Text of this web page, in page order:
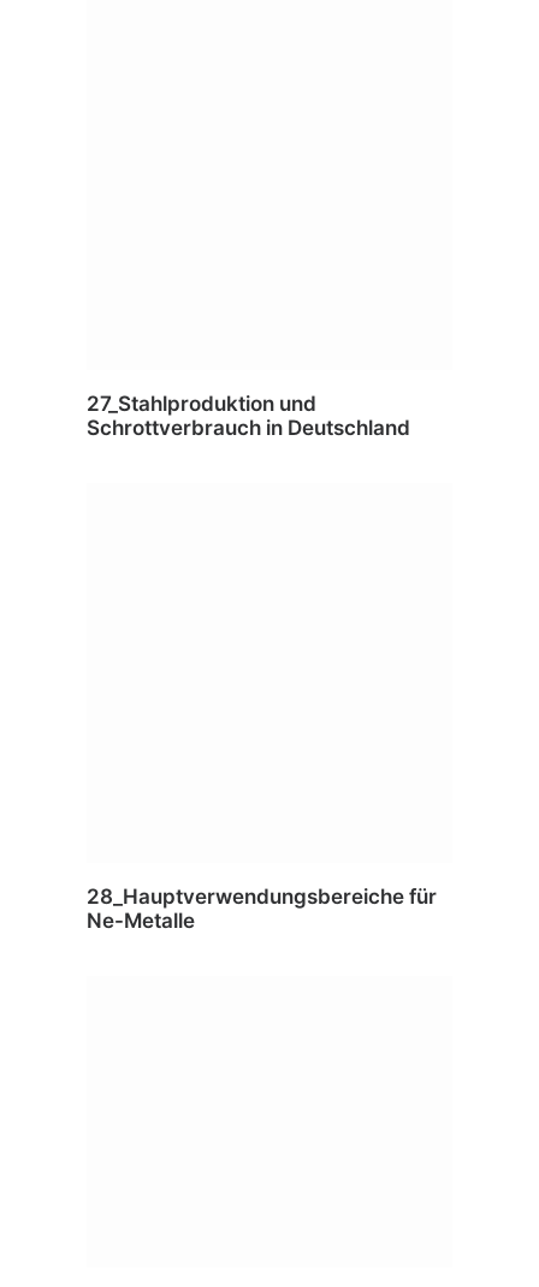
27_Stahlproduktion und
Schrottverbrauch in Deutschland
28_Hauptverwendungsbereiche für
Ne-Metalle